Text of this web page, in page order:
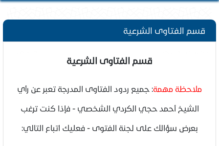
قسم الفتاوى الشرعية
قسم الفتاوى الشرعية
ملاحظة مهمة: جميع ردود الفتاوى المدرجة تعبر عن رأي
الشيخ أحمد حجي الكردي الشخصي - فإذا كنت ترغب
بعرض سؤالك على لجنة الفتوى - فعليك اتباع التالي: